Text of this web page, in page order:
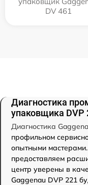
DV 461
Диагностика
упаковщика DVP
Диагностика
профильном
опытными
предоставляем
центр уверены в
Gaggenau DVP 221